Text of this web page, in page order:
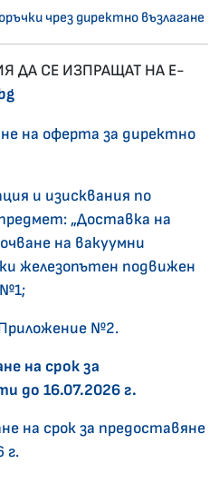
чрез директно възлагане
ДА СЕ ИЗПРАЩАТ НА E-
на оферта за директно
и изисквания по
„Доставка на
на вакуумни
железопътен подвижен
№2.
на срок за
до 16.07.2026 г.
на срок за предоставяне
г.